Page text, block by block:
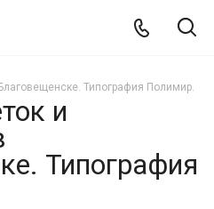
Типография Полимир.
и
Типография